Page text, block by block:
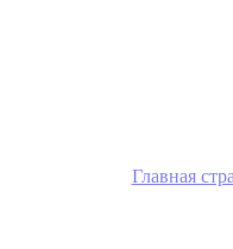
Главная